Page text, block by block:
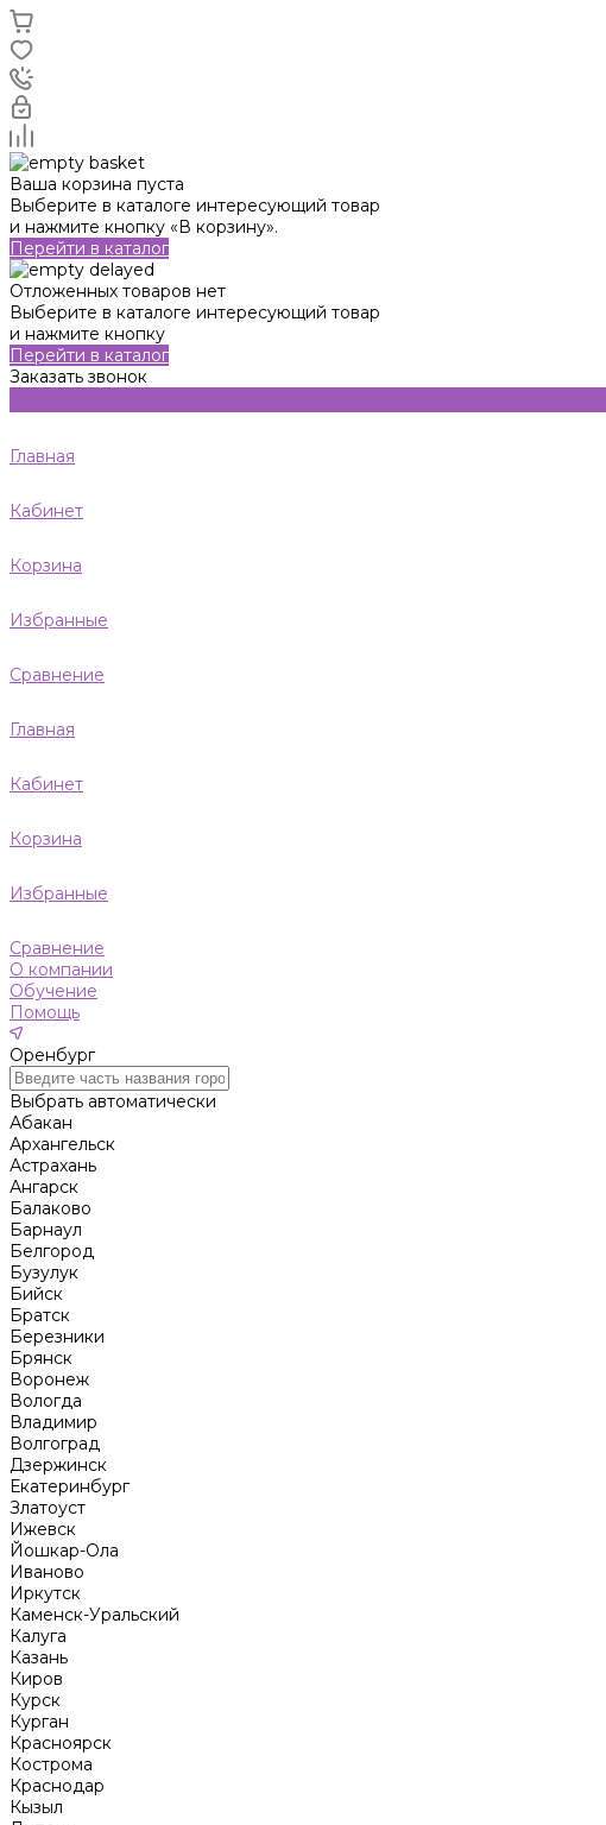
Ваша корзина пуста
Выберите в каталоге интересующий товар
и нажмите кнопку «В корзину».
Перейти в каталог
Отложенных товаров нет
Выберите в каталоге интересующий товар
и нажмите кнопку
Перейти в каталог
Заказать звонок
Главная
Кабинет
Корзина
Избранные
Сравнение
Главная
Кабинет
Корзина
Избранные
Сравнение
О компании
Обучение
Помощь
Оренбург
Выбрать автоматически
Абакан
Архангельск
Астрахань
Ангарск
Балаково
Барнаул
Белгород
Бузулук
Бийск
Братск
Березники
Брянск
Воронеж
Вологда
Владимир
Волгоград
Дзержинск
Екатеринбург
Златоуст
Ижевск
Йошкар-Ола
Иваново
Иркутск
Каменск-Уральский
Калуга
Казань
Киров
Курск
Курган
Красноярск
Кострома
Краснодар
Кызыл